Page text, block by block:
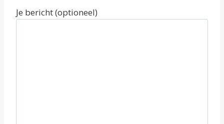
Je bericht (optioneel)